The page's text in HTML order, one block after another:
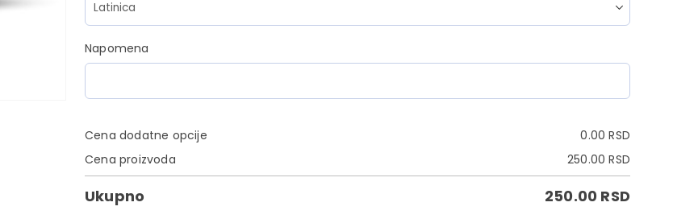
Napomena
Cena dodatne opcije 0.00RSD
Cena proizvoda
250.00RSD
Ukupno 250.00 RSD